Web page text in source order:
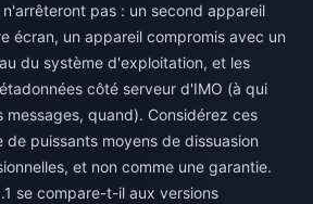
pas : un second appareil
écran, un appareil compromis avec un
du système d'exploitation, et les
côté serveur d'IMO (à qui
quand). Considérez ces
puissants moyens de dissuasion
et non comme une garantie.
se compare-t-il aux versions